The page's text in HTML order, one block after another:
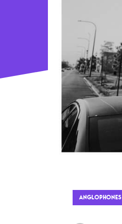
ANGLOPHONES